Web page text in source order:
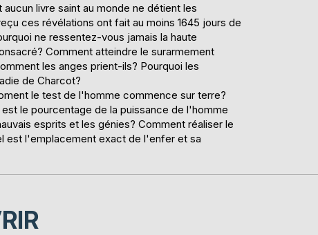
livre saint au monde ne détient les
ces révélations ont fait au moins 1645 jours de
ne ressentez-vous jamais la haute
Comment atteindre le surarmement
les anges prient-ils? Pourquoi les
de Charcot?
le test de l'homme commence sur terre?
le pourcentage de la puissance de l'homme
esprits et les génies? Comment réaliser le
est l'emplacement exact de l'enfer et sa